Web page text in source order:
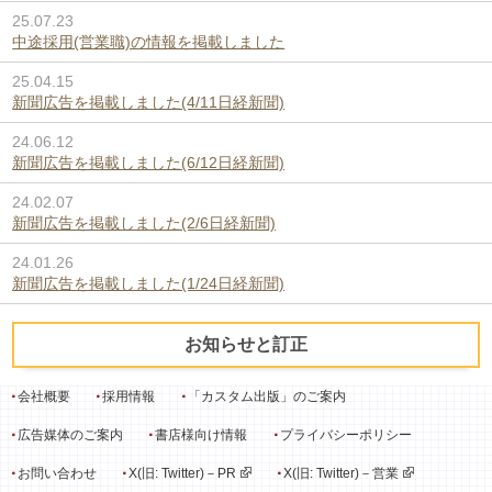
25.07.23
中途採用(営業職)の情報を掲載しました
25.04.15
新聞広告を掲載しました(4/11日経新聞)
24.06.12
新聞広告を掲載しました(6/12日経新聞)
24.02.07
新聞広告を掲載しました(2/6日経新聞)
24.01.26
新聞広告を掲載しました(1/24日経新聞)
お知らせと訂正
会社概要 採用情報 「カスタム出版」のご案内
広告媒体のご案内 書店様向け情報 プライバシーポリシー
お問い合わせ X(旧: Twitter)－PR X(旧: Twitter)－営業